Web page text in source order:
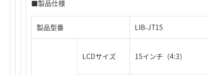
■製品仕様
製品型番 LIB-JT15
LCDサイズ 15インチ（4:3）